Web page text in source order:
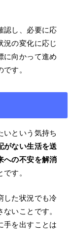
認し、必要に応
況の変化に応じ
に向かって進め
す。
いという気持ち
がない生活を送
への不安を解消
す。
した状況でも冷
いことです。
手を出すことは